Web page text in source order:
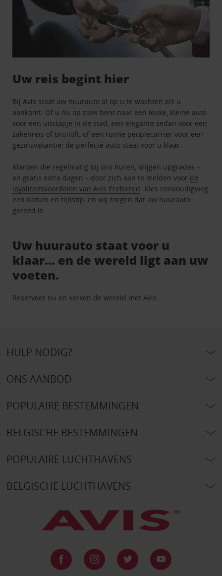
Uw reis begint hier
Bij Avis staat uw huurauto al op u te wachten als u
aankomt. Of u nu op zoek bent naar een leuke, kleine auto
voor een uitstapje in de stad, een elegante sedan voor een
zakenreis of bruiloft, of een ruime peoplecarrier voor een
gezinsvakantie: de perfecte auto staat voor u klaar.
Klanten die regelmatig bij ons huren, krijgen upgrades –
en gratis extra dagen – door zich aan te melden voor de
loyaliteitsvoordelen van Avis Preferred. Kies eenvoudigweg
een datum en tijdstip, en wij zorgen dat uw huurauto
gereed is.
Uw huurauto staat voor u
klaar… en de wereld ligt aan uw
voeten.
Reserveer nu en verken de wereld met Avis.
HULP NODIG?
ONS AANBOD
POPULAIRE BESTEMMINGEN
BELGISCHE BESTEMMINGEN
POPULAIRE LUCHTHAVENS
BELGISCHE LUCHTHAVENS